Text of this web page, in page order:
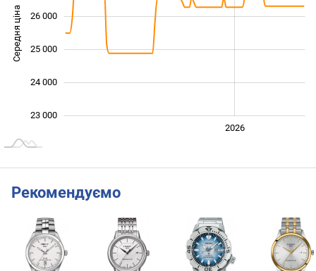
Середня ціна
23 000
24 000
25 000
26 000
2026
Рекомендуємо